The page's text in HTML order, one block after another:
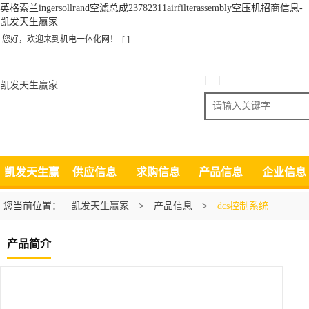
英格索兰ingersollrand空滤总成23782311airfilterassembly空压机招商信息-
凯发天生赢家
您好，欢迎来到机电一体化网！ [ ]
凯发天生赢家
搜索
凯发天生赢
家
供应信息 求购信息 产品信息 企业信息
您当前位置： 凯发天生赢家 > 产品信息 > dcs控制系统
产品简介